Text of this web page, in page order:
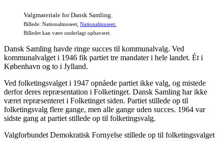
Valgmateriale for Dansk Samling.
Billede: Nationalmuseet, Nationalmuseet.
Billedet kan være underlagt ophavsret.
Dansk Samling havde ringe succes til kommunalvalg. Ved
kommunalvalget i 1946 fik partiet tre mandater i hele landet. Ét i
København og to i Jylland.
Ved folketingsvalget i 1947 opnåede partiet ikke valg, og mistede
derfor deres repræsentation i Folketinget. Dansk Samling har ikke
været repræsenteret i Folketinget siden. Partiet stillede op til
folketingsvalg flere gange, men alle gange uden succes. 1964 var
sidste gang at partiet stillede op til folketingsvalg.
Valgforbundet Demokratisk Fornyelse stillede op til folketingsvalget